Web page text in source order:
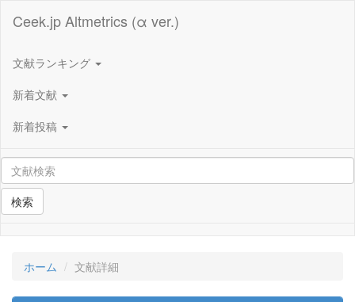
Ceek.jp Altmetrics (α ver.)
文献ランキング
新着文献
新着投稿
検索
ホーム 文献詳細